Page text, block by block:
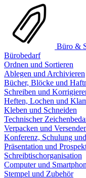
Büro &
Bürobedarf
Ordnen und Sortieren
Ablegen und Archivieren
Bücher, Blöcke und
Schreiben und
Heften, Lochen und
Kleben und Schneiden
Technischer
Verpacken und
Konferenz, Schulung
Präsentation und
Schreibtischorganisation
Computer und
Stempel und Zubehör